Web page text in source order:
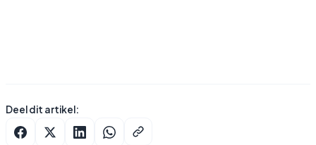
Deel dit artikel: